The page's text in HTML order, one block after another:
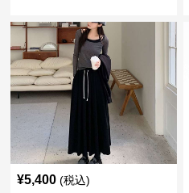
¥5,400 (税込)